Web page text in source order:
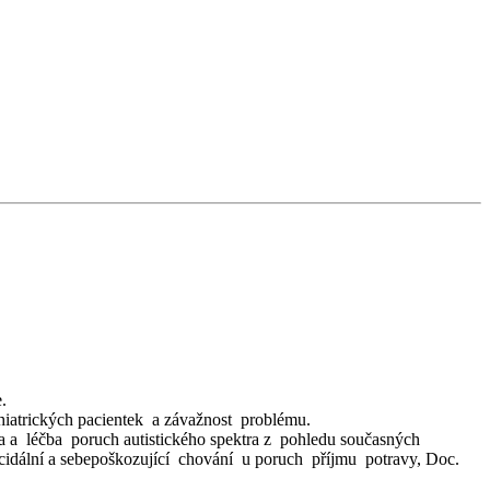
pacientek a závažnost problému.
poruch autistického spektra z pohledu současných
a sebepoškozující chování u poruch příjmu potravy, Doc.